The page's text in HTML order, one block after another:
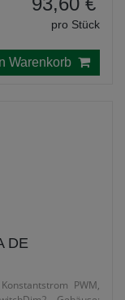
pro Stück
Warenkorb
DE
PWM,